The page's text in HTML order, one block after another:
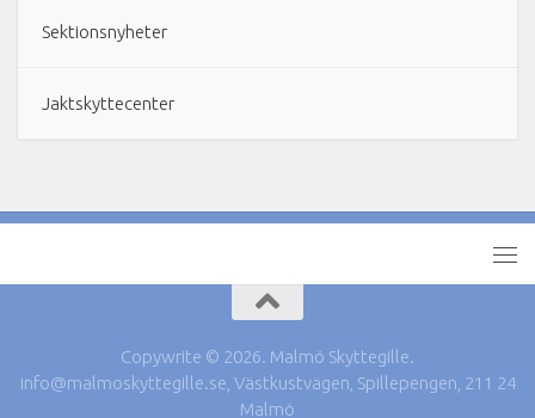
Sektionsnyheter
Jaktskyttecenter
Copywrite © 2026. Malmö Skyttegille.
info@malmoskyttegille.se, Västkustvägen, Spillepengen, 211 24
Malmö